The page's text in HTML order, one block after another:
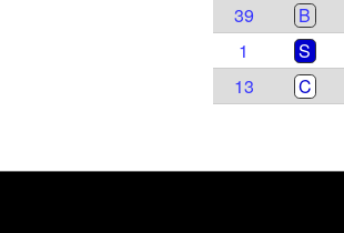
39
B
1
S
13
C